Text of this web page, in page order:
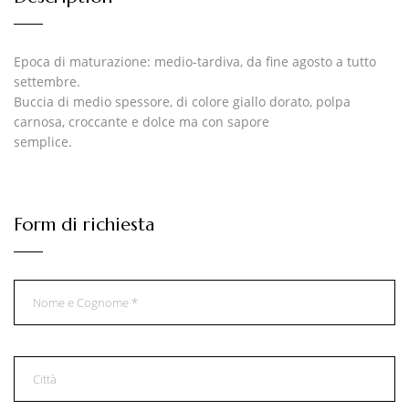
Epoca di maturazione: medio-tardiva, da fine agosto a tutto
settembre.
Buccia di medio spessore, di colore giallo dorato, polpa
carnosa, croccante e dolce ma con sapore
semplice.
Form di richiesta